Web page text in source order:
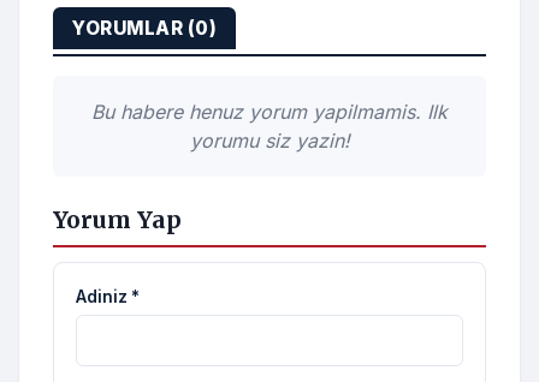
YORUMLAR (0)
Bu habere henuz yorum yapilmamis. Ilk
yorumu siz yazin!
Yorum Yap
Adiniz *